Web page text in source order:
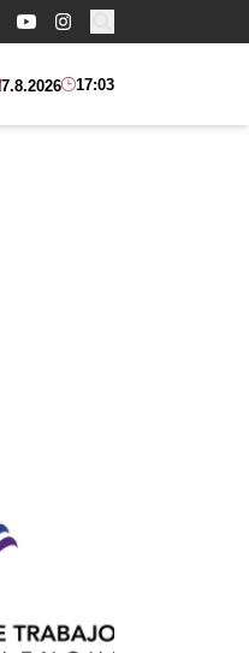
Buscar:
7.8.2026 17:03